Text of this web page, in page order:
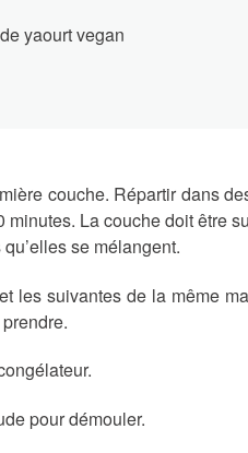
yaourt vegan
couche. Répartir dans
La couche doit être
se mélangent.
les suivantes de la même
pour démouler.